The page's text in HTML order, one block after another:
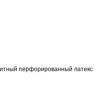
перфорированный латекс